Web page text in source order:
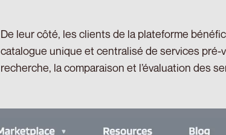
De leur côté, les clients de la plateforme
catalogue unique et centralisé de services pré-
recherche, la comparaison et l’évaluation des